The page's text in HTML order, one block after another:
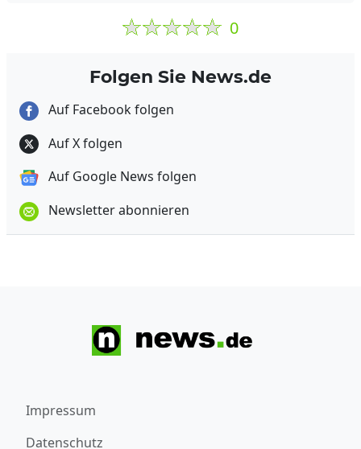
0
Folgen Sie News.de
Auf Facebook folgen
Auf X folgen
Auf Google News folgen
Newsletter abonnieren
Impressum
Datenschutz